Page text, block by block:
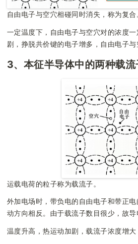
自由电子与空穴相碰同时消失，称为复合
一定温度下，自由电子与空穴对的浓度
剧，挣脱共价键的电子增多，自由电子与
3、本征半导体中的两种载流
运载电荷的粒子称为载流子。
外加电场时，带负电的自由电子和带正
动方向相反。由于载流子数目很少，故导
温度升高，热运动加剧，载流子浓度增大